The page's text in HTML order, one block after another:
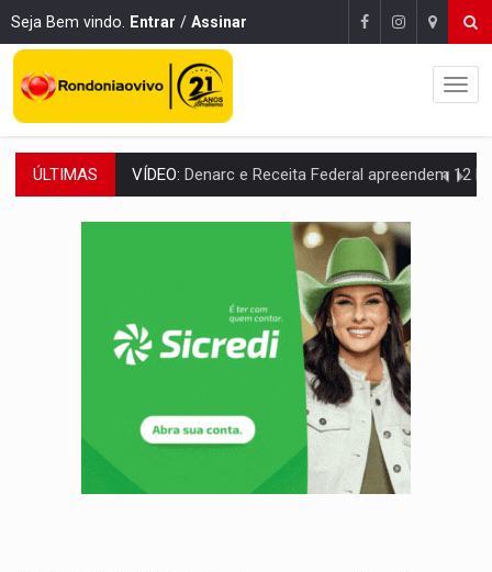
Seja Bem vindo. Entrar / Assinar
ÚLTIMAS OPERAÇÃO DA PC:Membros do CV são presos com armas e drogas após
ENTRADA GRATUITA:Espetáculo As Marias Somos Nós será
Três são presos após furto de motocicleta em frente
CELEBRAÇÃO:Cerejeiras completa 43 anos de emancipação com
SAÚDE:Anvisa desmente boato sobre presença de plástico ou
Pitbulls fogem de residência e atacam casal de idosos
AÇÃO CONJUNTA: Forças policiais apreendem cerca de 1kg de
PF ESTÁ APURANDO: Flávio Bolsonaro escolhe Alfredo Gaspar como vice, alvo de